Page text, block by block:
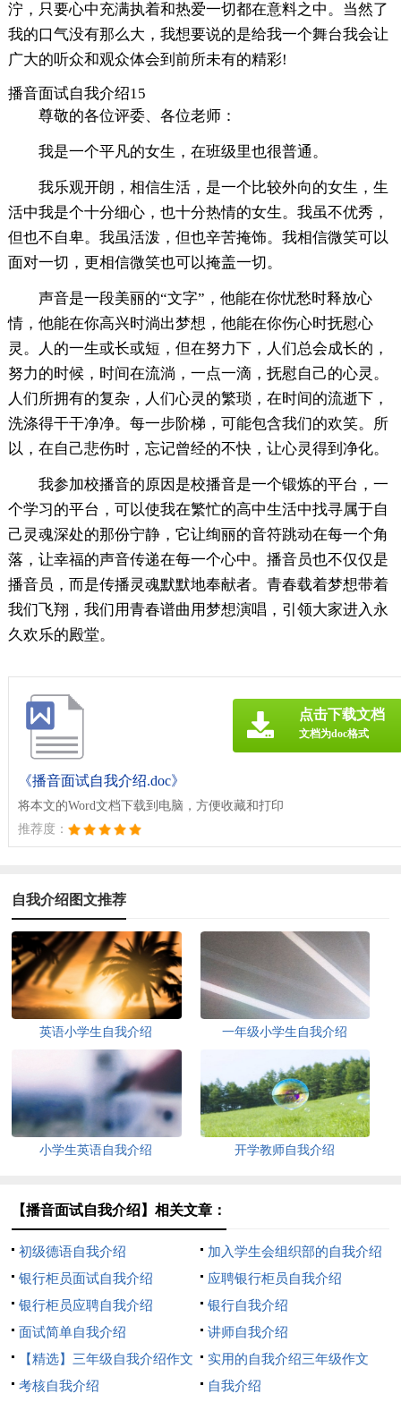
泞，只要心中充满执着和热爱一切都在意料之中。当然了
我的口气没有那么大，我想要说的是给我一个舞台我会让
广大的听众和观众体会到前所未有的精彩!
播音面试自我介绍15
尊敬的各位评委、各位老师：
我是一个平凡的女生，在班级里也很普通。
我乐观开朗，相信生活，是一个比较外向的女生，生
活中我是个十分细心，也十分热情的女生。我虽不优秀，
但也不自卑。我虽活泼，但也辛苦掩饰。我相信微笑可以
面对一切，更相信微笑也可以掩盖一切。
声音是一段美丽的“文字”，他能在你忧愁时释放心
情，他能在你高兴时淌出梦想，他能在你伤心时抚慰心
灵。人的一生或长或短，但在努力下，人们总会成长的，
努力的时候，时间在流淌，一点一滴，抚慰自己的心灵。
人们所拥有的复杂，人们心灵的繁琐，在时间的流逝下，
洗涤得干干净净。每一步阶梯，可能包含我们的欢笑。所
以，在自己悲伤时，忘记曾经的不快，让心灵得到净化。
我参加校播音的原因是校播音是一个锻炼的平台，一
个学习的平台，可以使我在繁忙的高中生活中找寻属于自
己灵魂深处的那份宁静，它让绚丽的音符跳动在每一个角
落，让幸福的声音传递在每一个心中。播音员也不仅仅是
播音员，而是传播灵魂默默地奉献者。青春载着梦想带着
我们飞翔，我们用青春谱曲用梦想演唱，引领大家进入永
久欢乐的殿堂。
《播音面试自我介绍.doc》
将本文的Word文档下载到电脑，方便收藏和打印
推荐度：
点击下载文档
文档为doc格式
自我介绍图文推荐
英语小学生自我介绍 一年级小学生自我介绍
小学生英语自我介绍 开学教师自我介绍
【播音面试自我介绍】相关文章：
初级德语自我介绍
加入学生会组织部的自我介绍
银行柜员面试自我介绍
应聘银行柜员自我介绍
银行柜员应聘自我介绍
银行自我介绍
面试简单自我介绍
讲师自我介绍
【精选】三年级自我介绍作文
300字汇编八篇
实用的自我介绍三年级作文
300字8篇
考核自我介绍 自我介绍